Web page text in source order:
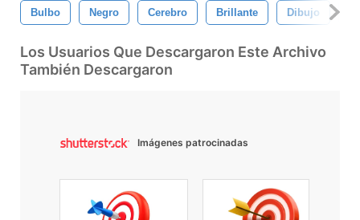
Bulbo Negro Cerebro Brillante Dibujo
Los Usuarios Que Descargaron Este Archivo
También Descargaron
Imágenes patrocinadas